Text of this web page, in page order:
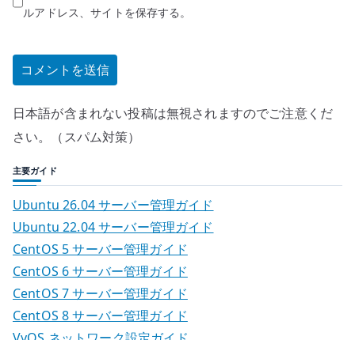
ルアドレス、サイトを保存する。
日本語が含まれない投稿は無視されますのでご注意くだ
さい。（スパム対策）
主要ガイド
Ubuntu 26.04 サーバー管理ガイド
Ubuntu 22.04 サーバー管理ガイド
CentOS 5 サーバー管理ガイド
CentOS 6 サーバー管理ガイド
CentOS 7 サーバー管理ガイド
CentOS 8 サーバー管理ガイド